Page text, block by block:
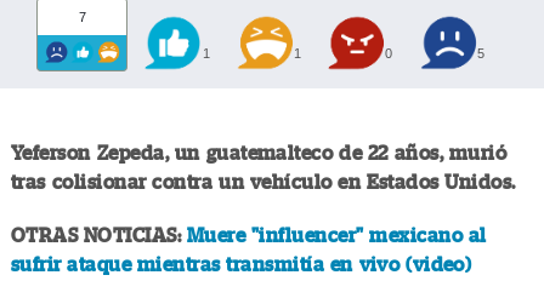
7
1 1 0 5
Yeferson Zepeda, un guatemalteco de 22 años, murió
tras colisionar contra un vehículo en Estados Unidos.
OTRAS NOTICIAS: Muere "influencer" mexicano al
sufrir ataque mientras transmitía en vivo (video)